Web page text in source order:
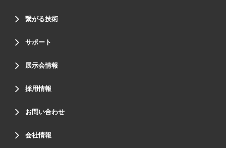
繋がる技術
サポート
展示会情報
採用情報
お問い合わせ
会社情報